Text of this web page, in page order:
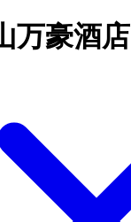
万豪酒店